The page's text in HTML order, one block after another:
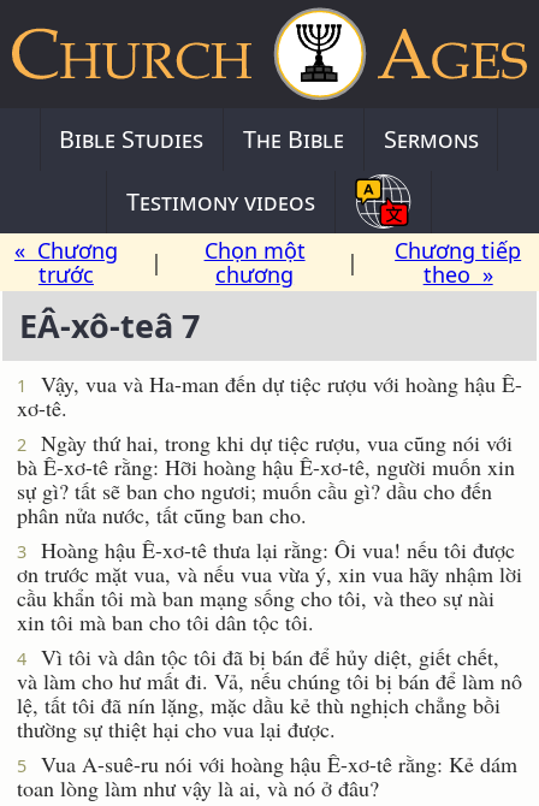
Bible Studies The Bible
Sermons
Testimony videos
« Chương
trước
|
Chọn một
chương
|
Chương tiếp
theo »
EÂ-xô-teâ 7
1
Vậy, vua và Ha-man đến dự tiệc rượu với hoàng hậu Ê-
xơ-tê.
2
Ngày thứ hai, trong khi dự tiệc rượu, vua cũng nói với
bà Ê-xơ-tê rằng: Hỡi hoàng hậu Ê-xơ-tê, người muốn xin
sự gì? tất sẽ ban cho ngươi; muốn cầu gì? dầu cho đến
phân nửa nước, tất cũng ban cho.
3
Hoàng hậu Ê-xơ-tê thưa lại rằng: Ôi vua! nếu tôi được
ơn trước mặt vua, và nếu vua vừa ý, xin vua hãy nhậm lời
cầu khẩn tôi mà ban mạng sống cho tôi, và theo sự nài
xin tôi mà ban cho tôi dân tộc tôi.
4
Vì tôi và dân tộc tôi đã bị bán để hủy diệt, giết chết,
và làm cho hư mất đi. Vả, nếu chúng tôi bị bán để làm nô
lệ, tất tôi đã nín lặng, mặc dầu kẻ thù nghịch chẳng bồi
thường sự thiệt hại cho vua lại được.
5
Vua A-suê-ru nói với hoàng hậu Ê-xơ-tê rằng: Kẻ dám
toan lòng làm như vậy là ai, và nó ở đâu?